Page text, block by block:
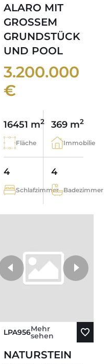
ALARO MIT
GROSSEM
GRUNDSTÜCK
UND POOL
3.200.000
€
16451 m2
Fläche
369 m2
Immobilie
4
Schlafzimmer
4
Badezimmer
LPA956Mehr
sehen
NATURSTEIN